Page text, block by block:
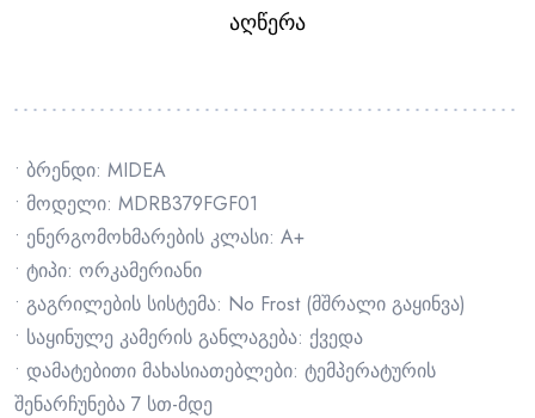
ᲐᲦᲬᲔᲠᲐ
• ბრენდი: MIDEA
• მოდელი: MDRB379FGF01
• ენერგომოხმარების კლასი: A+
• ტიპი: ორკამერიანი
• გაგრილების სისტემა: No Frost (მშრალი გაყინვა)
• საყინულე კამერის განლაგება: ქვედა
• დამატებითი მახასიათებლები: ტემპერატურის
შენარჩუნება 7 სთ-მდე